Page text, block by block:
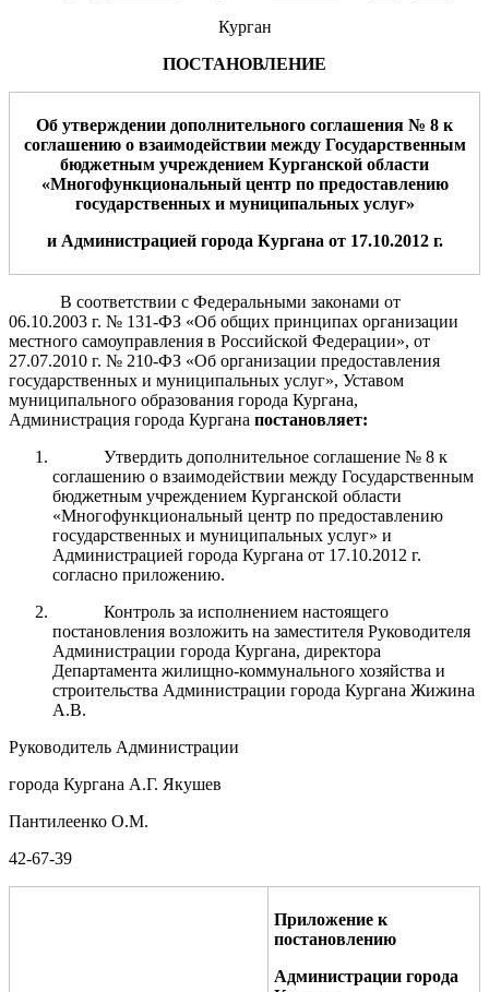
Курган
ПОСТАНОВЛЕНИЕ
Об утверждении дополнительного соглашения № 8 к
соглашениюо взаимодействии между Государственным
бюджетным учреждением Курганской области
«Многофункциональный центр по предоставлению
государственных и муниципальных услуг»
и Администрацией города Кургана от 17.10.2012 г.
В соответствии с Федеральными законами от
06.10.2003 г. № 131-ФЗ «Об общих принципах организации
местного самоуправления в Российской Федерации», от
27.07.2010 г. № 210-ФЗ «Об организации предоставления
государственных и муниципальных услуг», Уставом
муниципального образования города Кургана,
Администрация города Кургана постановляет:
Утвердить дополнительное соглашение № 8 к
соглашению о взаимодействии между Государственным
бюджетным учреждением Курганской области
«Многофункциональный центр по предоставлению
государственных и муниципальных услуг» и
Администрацией города Кургана от 17.10.2012 г.
согласно приложению.
Контроль за исполнением настоящего
постановления возложить на заместителя Руководителя
Администрации города Кургана, директора
Департамента жилищно-коммунального хозяйства и
строительства Администрации города Кургана Жижина
А.В.
Руководитель Администрации
города Кургана А.Г. Якушев
Пантилеенко О.М.
42-67-39
Приложение к
постановлению
Администрации города